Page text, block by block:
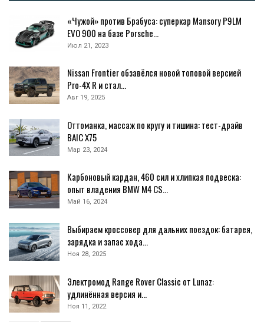
«Чужой» против Брабуса: суперкар Mansory P9LM
EVO 900 на базе Porsche…
Июл 21, 2023
Nissan Frontier обзавёлся новой топовой версией
Pro-4X R и стал…
Авг 19, 2025
Оттоманка, массаж по кругу и тишина: тест-драйв
BAIC X75
Мар 23, 2024
Карбоновый кардан, 460 сил и хлипкая подвеска:
опыт владения BMW M4 CS…
Май 16, 2024
Выбираем кроссовер для дальних поездок: батарея,
зарядка и запас хода…
Ноя 28, 2025
Электромод Range Rover Classic от Lunaz:
удлинённая версия и…
Ноя 11, 2022